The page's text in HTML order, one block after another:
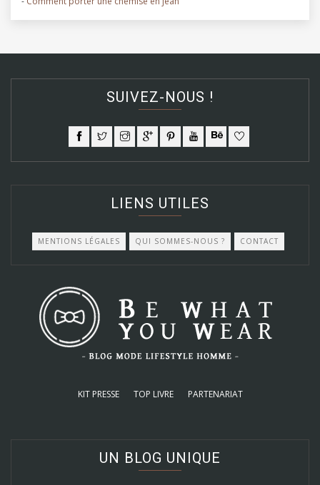
SUIVEZ-NOUS !
LIENS UTILES
MENTIONS LÉGALES QUI SOMMES-NOUS ? CONTACT
KIT PRESSE TOP LIVRE PARTENARIAT
UN BLOG UNIQUE